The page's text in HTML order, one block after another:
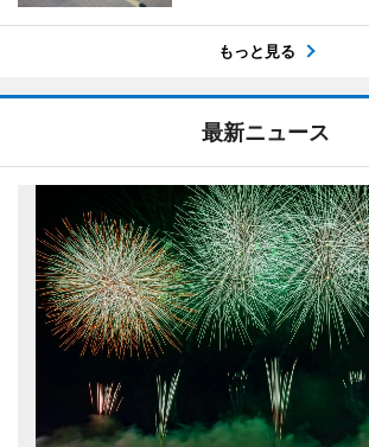
もっと見る
最新ニュース